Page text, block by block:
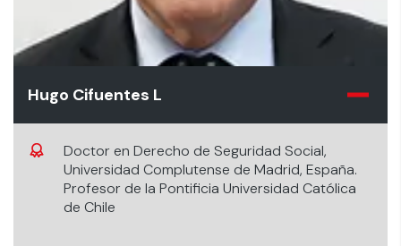
Hugo Cifuentes L
Doctor en Derecho de Seguridad Social,
Universidad Complutense de Madrid, España.
Profesor de la Pontificia Universidad Católica
de Chile